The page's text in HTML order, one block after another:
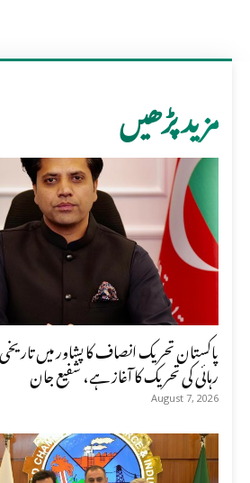
مزید پڑھیں
پاکستان تحریک انصاف کا پشاور میں
رہائی کی تحریک کا آغاز ہے، شفیع جان
August 7, 2026